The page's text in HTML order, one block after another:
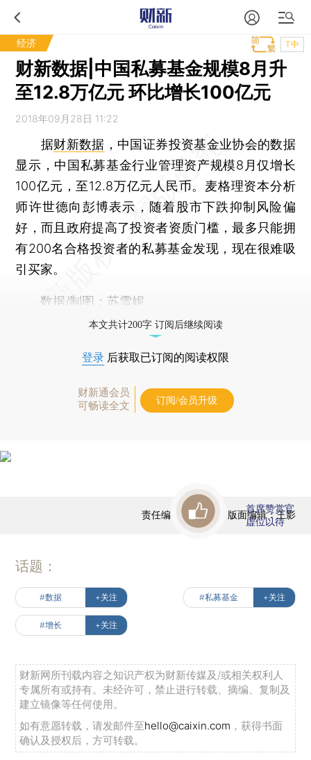
经济 T中
财新数据|中国私募基金规模8月升
至12.8万亿元 环比增长100亿元
2018年09月28日 11:22
据财新数据 ，中国证券投资基金业协会的数据
显示，中国私募基金行业管理资产规模8月仅增长
100亿元，至12.8万亿元人民币。麦格理资本分析
师许世德向彭博表示，随着股市下跌抑制风险偏
好，而且政府提高了投资者资质门槛，最多只能拥
有200名合格投资者的私募基金发现，现在很难吸
引买家。
数据/制图：苏雪妮
本文共计200字 订阅后继续阅读
登录 后获取已订阅的阅读权限
财新通会员
可畅读全文
订阅/会员升级
责任编辑：田铁军 | 版面编辑：王影
首席赞赏官
虚位以待
话题：
#数据 +关注 #私募基金 +关注
#增长 +关注
财新网所刊载内容之知识产权为财新传媒及/或相关权利人
专属所有或持有。未经许可，禁止进行转载、摘编、复制及
建立镜像等任何使用。
如有意愿转载，请发邮件至hello@caixin.com ，获得书面
确认及授权后，方可转载。